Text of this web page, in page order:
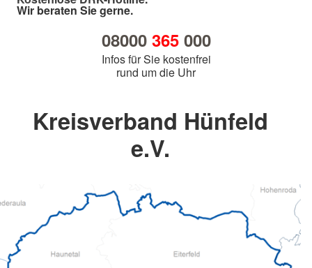
Wir beraten Sie gerne.
08000 365000
Infos für Sie kostenfrei
rund um die Uhr
Kreisverband Hünfeld
e.V.